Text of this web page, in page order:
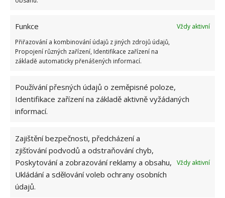
Funkce
Vždy aktivní
Přiřazování a kombinování údajů z jiných zdrojů údajů,
Propojení různých zařízení, Identifikace zařízení na
základě automaticky přenášených informací.
Používání přesných údajů o zeměpisné poloze,
Identifikace zařízení na základě aktivně vyžádaných
informací.
Zajištění bezpečnosti, předcházení a
zjišťování podvodů a odstraňování chyb,
Poskytování a zobrazování reklamy a obsahu,
Ukládání a sdělování voleb ochrany osobních
údajů.
Vždy aktivní
OBLÍBENÉ ČLÁNKY
Pokuta až 10 000 Kč hrozí za nesprávné sekání i
nesekání trávy. Záleží i na prostředku a lokaci